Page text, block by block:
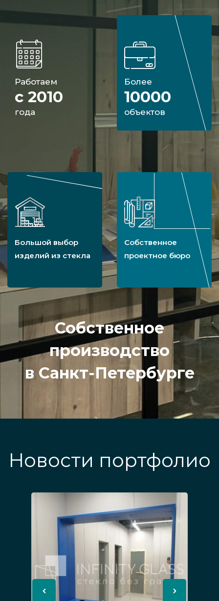
Работаем
с 2010
года
Более
10000
объектов
Большой выбор
изделий из стекла
Собственное
проектное бюро
Собственное
производство
в Санкт-Петербурге
Новости портфолио